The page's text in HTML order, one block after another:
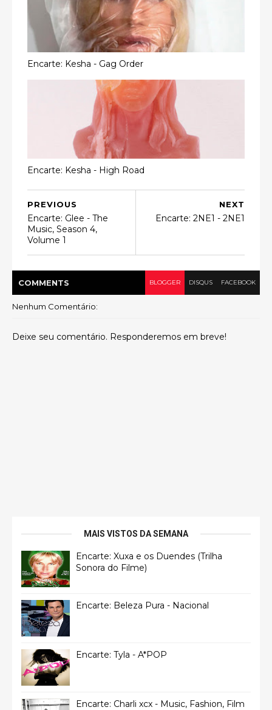
Encarte: Kesha - Gag Order
Encarte: Kesha - High Road
NEXT
Encarte: 2NE1 - 2NE1
PREVIOUS
Encarte: Glee - The
Music, Season 4,
Volume 1
COMMENTS BLOGGER DISQUS FACEBOOK
Nenhum Comentário:
Deixe seu comentário. Responderemos em breve!
MAIS VISTOS DA SEMANA
Encarte: Xuxa e os Duendes (Trilha
Sonora do Filme)
Encarte: Beleza Pura - Nacional
Encarte: Tyla - A*POP
Encarte: Charli xcx - Music, Fashion, Film